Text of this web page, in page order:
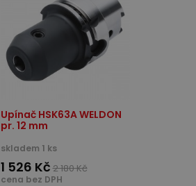
Upínač HSK63A WELDON
pr. 12 mm
skladem 1 ks
1 526 Kč2 180 Kč
cena bez DPH